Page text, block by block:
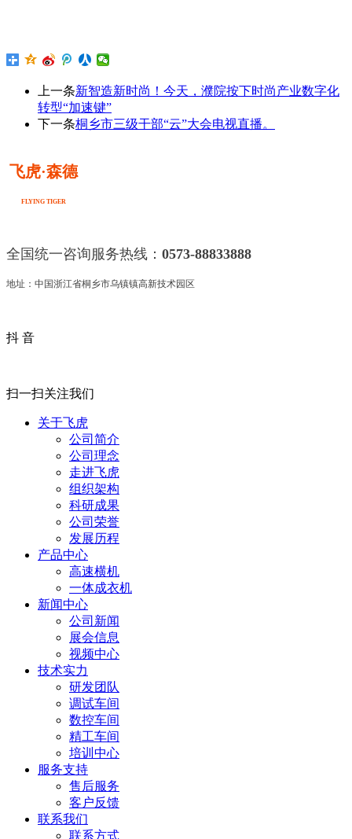
上一条新智造新时尚！今天，濮院按下时尚产业数字化
转型“加速键”
下一条桐乡市三级干部“云”大会电视直播。
飞虎·森德
FLYING TIGER
全国统一咨询服务热线： 0573-88833888
地址：中国浙江省桐乡市乌镇镇高新技术园区
抖 音
扫一扫关注我们
关于飞虎
公司简介
公司理念
走进飞虎
组织架构
科研成果
公司荣誉
发展历程
产品中心
高速横机
一体成衣机
新闻中心
公司新闻
展会信息
视频中心
技术实力
研发团队
调试车间
数控车间
精工车间
培训中心
服务支持
售后服务
客户反馈
联系我们
联系方式